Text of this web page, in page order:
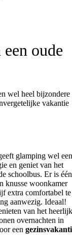
oude
wel heel bijzondere
vakantie
glamping wel een
en geniet van het
schoolbus. Er is één
knusse woonkamer
extra comfortabel te
aanwezig. Ideaal!
van het
overnachten in
een